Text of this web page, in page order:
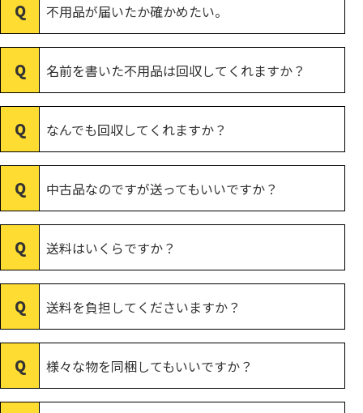
不用品が届いたか確かめたい。
名前を書いた不用品は回収してくれますか？
なんでも回収してくれますか？
中古品なのですが送ってもいいですか？
送料はいくらですか？
送料を負担してくださいますか？
様々な物を同梱してもいいですか？